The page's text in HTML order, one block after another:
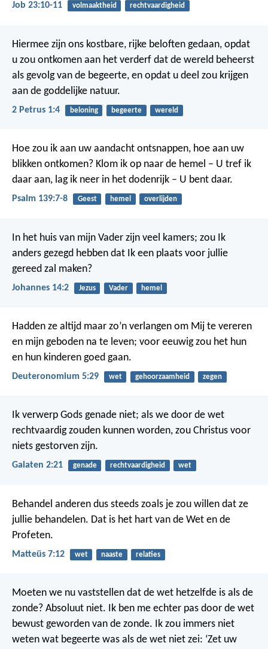
Job 23:10-11 volmaaktheid rechtvaardigheid
Hiermee zijn ons kostbare, rijke beloften gedaan, opdat
u zou ontkomen aan het verderf dat de wereld beheerst
als gevolg van de begeerte, en opdat u deel zou krijgen
aan de goddelijke natuur.
2 Petrus 1:4 beloning begeerte wereld
Hoe zou ik aan uw aandacht ontsnappen, hoe aan uw
blikken ontkomen? Klom ik op naar de hemel – U tref ik
daar aan, lag ik neer in het dodenrijk – U bent daar.
Psalm 139:7-8 Geest hemel overlijden
In het huis van mijn Vader zijn veel kamers; zou Ik
anders gezegd hebben dat Ik een plaats voor jullie
gereed zal maken?
Johannes 14:2 Jezus Vader hemel
Hadden ze altijd maar zo’n verlangen om Mij te vereren
en mijn geboden na te leven; voor eeuwig zou het hun
en hun kinderen goed gaan.
Deuteronomium 5:29 wet gehoorzaamheid zegen
Ik verwerp Gods genade niet; als we door de wet
rechtvaardig zouden kunnen worden, zou Christus voor
niets gestorven zijn.
Galaten 2:21 genade rechtvaardigheid wet
Behandel anderen dus steeds zoals je zou willen dat ze
jullie behandelen. Dat is het hart van de Wet en de
Profeten.
Matteüs 7:12 wet naaste relaties
Moeten we nu vaststellen dat de wet hetzelfde is als de
zonde? Absoluut niet. Ik ben me echter pas door de wet
bewust geworden van de zonde. Ik zou immers niet
weten wat begeerte was als de wet niet zei: ‘Zet uw